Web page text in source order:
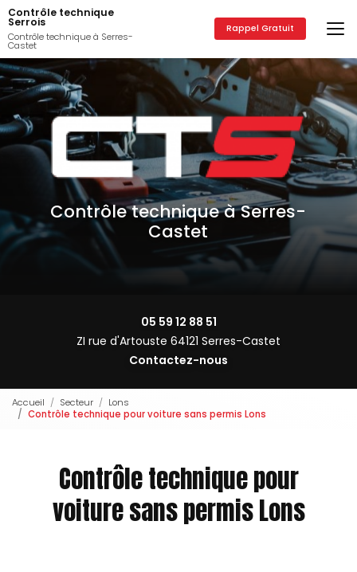
Aller
au
contenu
principal
Contrôle technique
Serrois
Contrôle technique à Serres-
Castet
Rappel Gratuit
Contrôle technique à Serres-
Castet
05 59 12 88 51
ZI rue d'Artouste 64121 Serres-Castet
Contactez-nous
Accueil Secteur
Lons
Contrôle technique pour voiture sans permis Lons
Contrôle technique pour
voiture sans permis Lons